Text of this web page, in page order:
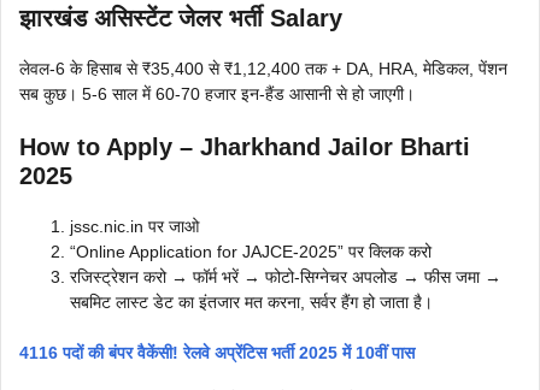
झारखंड असिस्टेंट जेलर भर्ती Salary
लेवल-6 के हिसाब से ₹35,400 से ₹1,12,400 तक + DA, HRA, मेडिकल, पेंशन
सब कुछ। 5-6 साल में 60-70 हजार इन-हैंड आसानी से हो जाएगी।
How to Apply – Jharkhand Jailor Bharti
2025
jssc.nic.in पर जाओ
“Online Application for JAJCE-2025” पर क्लिक करो
रजिस्ट्रेशन करो → फॉर्म भरें → फोटो-सिग्नेचर अपलोड → फीस जमा →
सबमिट लास्ट डेट का इंतजार मत करना, सर्वर हैंग हो जाता है।
4116 पदों की बंपर वैकेंसी! रेलवे अप्रेंटिस भर्ती 2025 में 10वीं पास